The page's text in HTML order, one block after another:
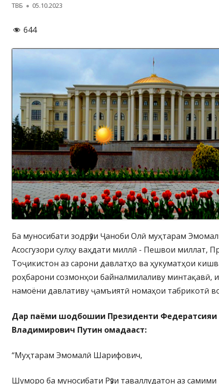
Автор
ТВБ Опубликовано
05.10.2023
644
Ба муносибати зодрӯзи Ҷаноби Олӣ муҳтарам
Асосгузори сулҳу ваҳдати миллӣ - Пешвои миллат,
Тоҷикистон аз сарони давлатҳо ва ҳукуматҳои
роҳбарони созмонҳои байналмилаливу минтақавӣ,
намоёни давлативу ҷамъиятӣ номаҳои табрикотӣ
Дар паёми шодбошии Президенти Федератсияи
Владимирович Путин омадааст:
“Муҳтарам Эмомалӣ Шарифович,
Шуморо ба муносибати Рӯзи таваллудатон аз самими